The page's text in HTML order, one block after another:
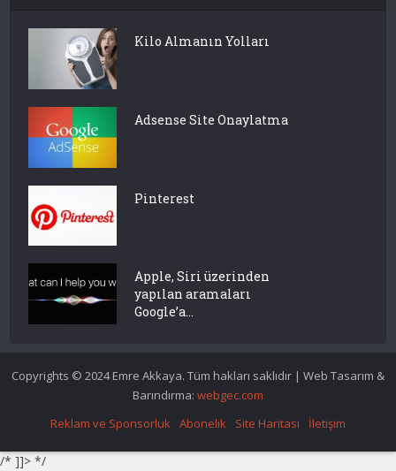
Kilo Almanın Yolları
Adsense Site Onaylatma
Pinterest
Apple, Siri üzerinden
yapılan aramaları
Google’a...
Copyrights © 2024 Emre Akkaya. Tüm hakları saklıdır | Web Tasarım &
Barındırma: webgec.com
Reklam ve Sponsorluk Abonelik Site Haritası İletişim
/* ]]> */